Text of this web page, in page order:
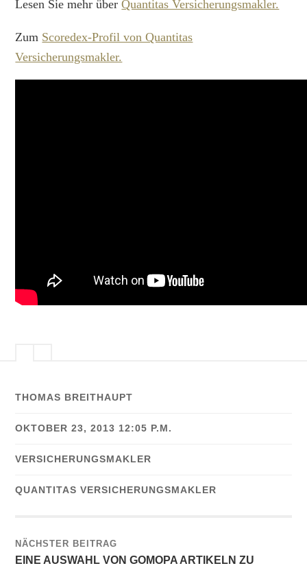
Lesen Sie mehr überQuantitas Versicherungsmakler.
Zum Scoredex-Profil von Quantitas
Versicherungsmakler.
THOMAS BREITHAUPT
OKTOBER 23, 2013 12:05 P.M.
VERSICHERUNGSMAKLER
QUANTITAS VERSICHERUNGSMAKLER
NÄCHSTER BEITRAG
EINE AUSWAHL VON GOMOPA ARTIKELN ZU